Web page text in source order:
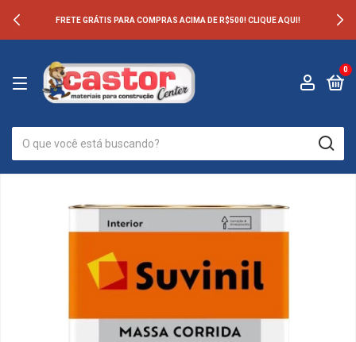
FRETE GRÁTIS PARA COMPRAS ACIMA DE R$500! CLIQUE AQUI!
0